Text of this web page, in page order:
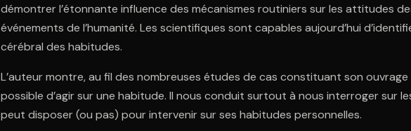
démontrer l’étonnante influence des mécanismes routiniers sur les attitudes
événements de l’humanité. Les scientifiques sont capables aujourd’hui
cérébral des habitudes.
L’auteur montre, au fil des nombreuses études de cas constituant son
possible d’agir sur une habitude. Il nous conduit surtout à nous interroger sur
peut disposer (ou pas) pour intervenir sur ses habitudes personnelles.